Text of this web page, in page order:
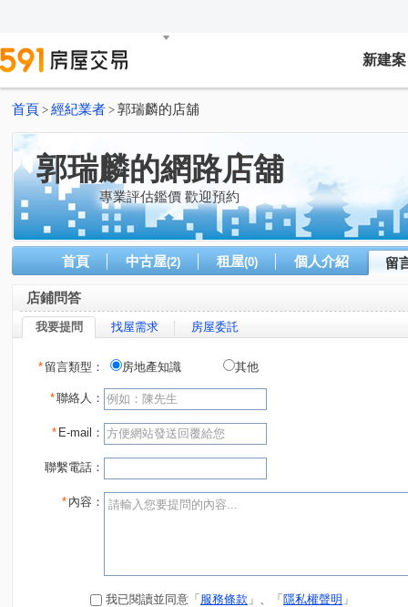
新建案
首頁 > 經紀業者 > 郭瑞麟的店舖
郭瑞麟的網路店舖
專業評估鑑價 歡迎預約
首頁 中古屋(2) 租屋(0) 個人介紹 留
店鋪問答
我要提問 找屋需求 房屋委託
* 留言類型： 房地產知識 其他
*聯絡人：
* E-mail：
聯繫電話：
* 內容：
我已閱讀並同意「 服務條款 」、「 隱私權聲明 」